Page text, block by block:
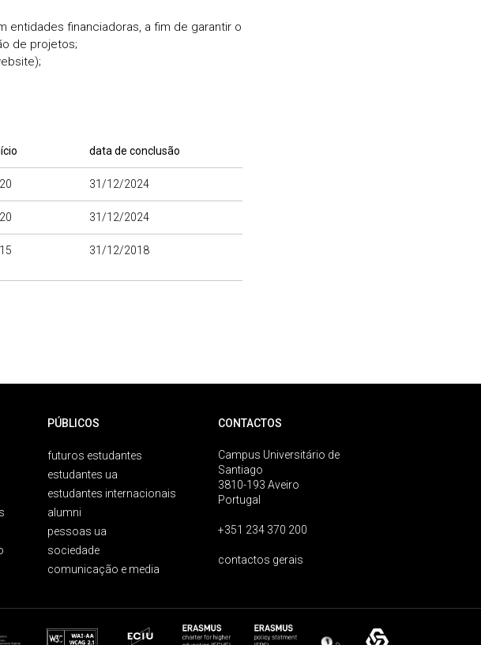
financiadoras, a fim de garantir o
de projetos;
data de conclusão
31/12/2024
31/12/2024
31/12/2018
PÚBLICOS
futuros estudantes
estudantes ua
estudantes internacionais
alumni
pessoas ua
sociedade
comunicação e media
CONTACTOS
Campus Universitário de
Santiago
3810-193 Aveiro
Portugal
+351 234 370 200
contactos gerais